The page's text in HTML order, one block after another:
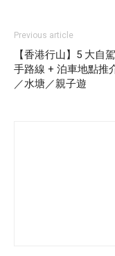
Previous article
【香港行山】5 大自
手路線 + 泊車地點推
／水塘／親子遊